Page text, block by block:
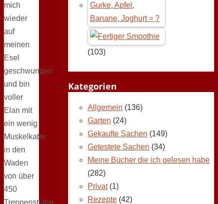
mich
wieder
auf
meinen
Esel
geschwungen
und bin
voller
Elan mit
ein wenig
Muskelkater
in den
Waden
von über
450
Treppenstufen
Gurke, Apfel,
Banane, Joghurt = ?
(103)
Kategorien
Allgemein (136)
Garten (24)
Gekaufte Sachen (149)
Getestete Sachen (34)
Meine Bücher die ich gelesen habe
(282)
Privat(1)
Rezepte (42)